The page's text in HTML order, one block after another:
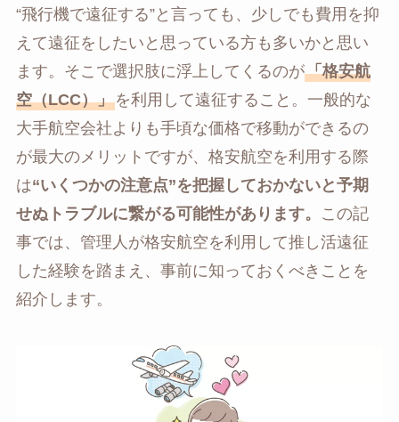
“飛行機で遠征する”と言っても、少しでも費用を抑
えて遠征をしたいと思っている方も多いかと思い
ます。そこで選択肢に浮上してくるのが「格安航
空（LCC）」を利用して遠征すること。一般的な
大手航空会社よりも手頃な価格で移動ができるの
が最大のメリットですが、格安航空を利用する際
は“いくつかの注意点”を把握しておかないと予期
せぬトラブルに繋がる可能性があります。
この記
事では、管理人が格安航空を利用して推し活遠征
した経験を踏まえ、事前に知っておくべきことを
紹介します。